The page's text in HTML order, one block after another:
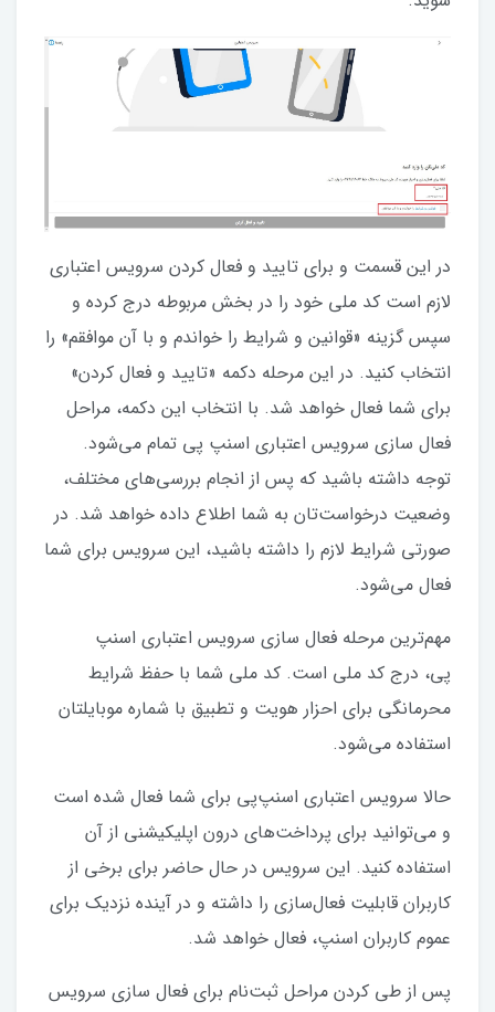
در این قسمت و برای تایید و فعال کردن سرویس اعتباری
لازم است کد ملی خود را در بخش مربوطه درج کرده و
سپس گزینه «قوانین و شرایط را خواندم و با آن موافقم» را
انتخاب کنید. در این مرحله دکمه «تایید و فعال کردن»
برای شما فعال خواهد شد. با انتخاب این دکمه، مراحل
فعال سازی سرویس اعتباری اسنپ پی تمام می‌شود.
توجه داشته باشید که پس از انجام بررسی‌های مختلف،
وضعیت درخواست‌تان به شما اطلاع داده خواهد شد. در
صورتی شرایط لازم را داشته باشید، این سرویس برای شما
فعال می‌شود.
مهم‌ترین مرحله فعال سازی سرویس اعتباری اسنپ
پی، درج کد ملی است. کد ملی شما با حفظ شرایط
محرمانگی برای احزار هویت و تطبیق با شماره موبایلتان
استفاده می‌شود.
حالا سرویس اعتباری اسنپ‌پی برای شما فعال شده است
و می‌توانید برای پرداخت‌های درون اپلیکیشنی از آن
استفاده کنید. این سرویس در حال حاضر برای برخی از
کاربران قابلیت فعال‌سازی را داشته و در آینده نزدیک برای
عموم کاربران اسنپ، فعال خواهد شد.
پس از طی کردن مراحل ثبت‌نام برای فعال سازی سرویس